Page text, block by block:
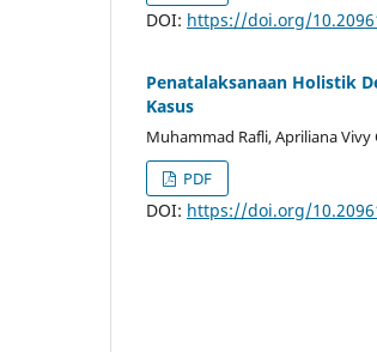
DOI: https://doi.org/
Penatalaksanaan Holistik
Kasus
Muhammad Rafli, Apriliana
PDF
DOI: https://doi.org/